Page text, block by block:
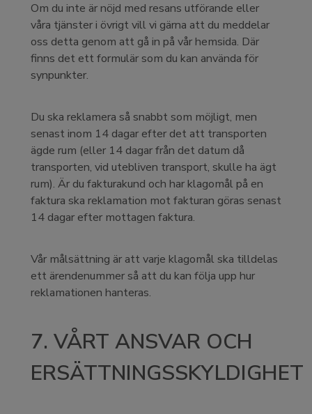
Om du inte är nöjd med resans utförande eller
våra tjänster i övrigt vill vi gärna att du meddelar
oss detta genom att gå in på vår hemsida. Där
finns det ett formulär som du kan använda för
synpunkter.
Du ska reklamera så snabbt som möjligt, men
senast inom 14 dagar efter det att transporten
ägde rum (eller 14 dagar från det datum då
transporten, vid utebliven transport, skulle ha ägt
rum). Är du fakturakund och har klagomål på en
faktura ska reklamation mot fakturan göras senast
14 dagar efter mottagen faktura.
Vår målsättning är att varje klagomål ska tilldelas
ett ärendenummer så att du kan följa upp hur
reklamationen hanteras.
7. VÅRT ANSVAR OCH
ERSÄTTNINGSSKYLDIGHET